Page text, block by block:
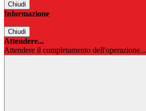
Chiudi
Informazione
Chiudi
Attendere...
Attendere il completamento dell'operazione...